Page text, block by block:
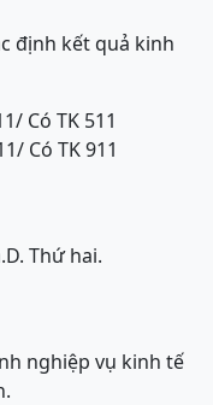
định kết quả kinh
Có TK 511
Có TK 911
D. Thứ hai.
nghiệp vụ kinh tế